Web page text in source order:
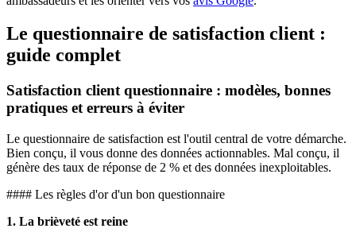
Le questionnaire de satisfaction client :
guide complet
Satisfaction client questionnaire : modèles, bonnes
pratiques et erreurs à éviter
Le questionnaire de satisfaction est l'outil central de votre démarche.
Bien conçu, il vous donne des données actionnables. Mal conçu, il
génère des taux de réponse de 2 % et des données inexploitables.
#### Les règles d'or d'un bon questionnaire
1. La brièveté est reine